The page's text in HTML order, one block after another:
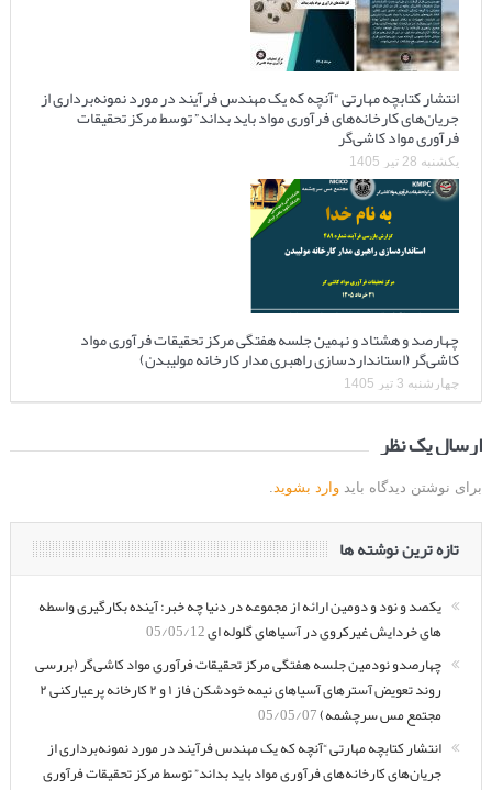
انتشار کتابچه مهارتی “آنچه که یک مهندس فرآیند در مورد نمونه‌برداری از
جریان‌های کارخانه‌های فرآوری مواد باید بداند” توسط مرکز تحقیقات
فرآوری مواد کاشی‌گر
یکشنبه 28 تیر 1405
چهارصد و هشتاد و نهمین جلسه هفتگی مرکز تحقیقات فرآوری مواد
کاشی‌گر (استانداردسازی راهبری مدار کارخانه مولیبدن)
چهارشنبه 3 تیر 1405
ارسال یک نظر
برای نوشتن دیدگاه باید وارد بشوید
تازه ترین نوشته ها
یکصد و نود و دومین ارائه از مجموعه در دنیا چه خبر: آینده بکارگیری واسطه
های خردایش غیرکروی در آسیاهای گلوله ای05/05/12
چهارصدو نودمین جلسه هفتگی مرکز تحقیقات فرآوری مواد کاشی‌گر (بررسی
روند تعویض آسترهای آسیاهای نیمه خودشکن فاز ۱ و ۲ کارخانه پرعیارکنی ۲
مجتمع مس سرچشمه)05/05/07
انتشار کتابچه مهارتی “آنچه که یک مهندس فرآیند در مورد نمونه‌برداری از
جریان‌های کارخانه‌های فرآوری مواد باید بداند” توسط مرکز تحقیقات فرآوری